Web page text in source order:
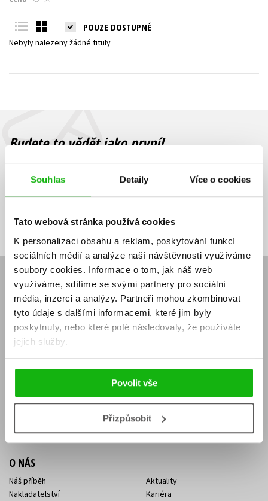
Souhlas Detaily Více o cookies
Tato webová stránka používá cookies
K personalizaci obsahu a reklam, poskytování funkcí
sociálních médií a analýze naší návštěvnosti využíváme
soubory cookies. Informace o tom, jak náš web
využíváme, sdílíme se svými partnery pro sociální
média, inzerci a analýzy. Partneři mohou zkombinovat
tyto údaje s dalšími informacemi, které jim byly
poskytnuty, nebo které poté následovaly, že používáte
jejich služby.
Povolit vše
Přizpůsobit
Young adult (SK)
Všechny tituly
POUZE DOSTUPNÉ
Nebyly nalezeny žádné tituly
Budete to vědět jako první!
Zajímá Vás, jaký knižní hit právě vychází, na jaké zboží je výhodná
sleva, jaká běží soutěž o ceny? Přihlášením k odběru našich e-
souhlasíte se zpracováním osobních údajů
mailová
adresa
mailová
adresa
Vaše e-mailová adresa Přihlásit se
E-SHOP
Aktuality
Naši autoři
Obchodní podmínky
Jak nakoupit
Knižní novinky
Dárkové poukazy
Affiliate program
KONTAKTY
Sídlo společnosti
Kontakty Albatros Media
O NÁS
Náš příběh
Nakladatelství
Aktuality
Kariéra